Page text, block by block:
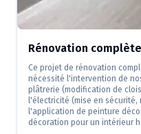
Rénovation
Ce projet de rénovation
nécessité l'intervention de
plâtrerie (modification de
l'électricité (mise en sécurité,
l'application de peinture
décoration pour un intérieur